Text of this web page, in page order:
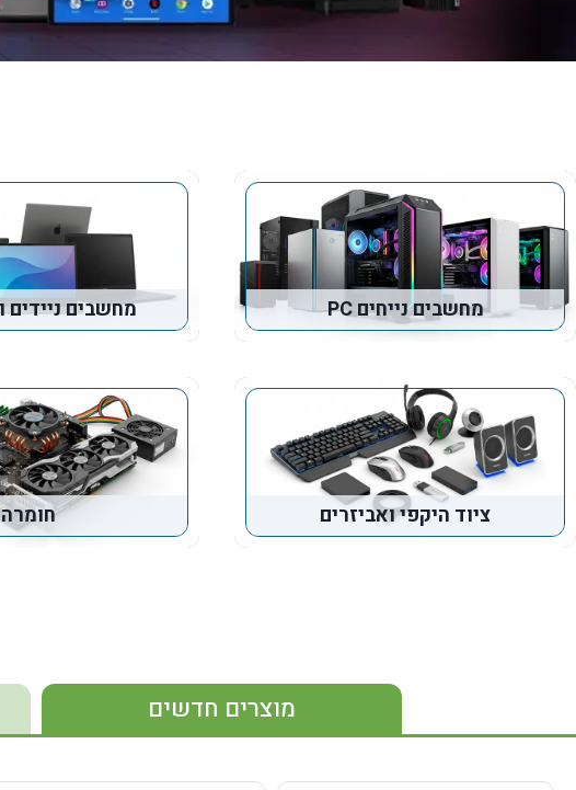
מחשבים נייחים PC מחשבים ניידים
ציוד היקפי ואביזרים חומרה
מוצרים חדשים